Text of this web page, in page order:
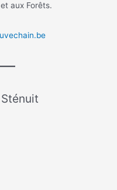
aux Forêts.